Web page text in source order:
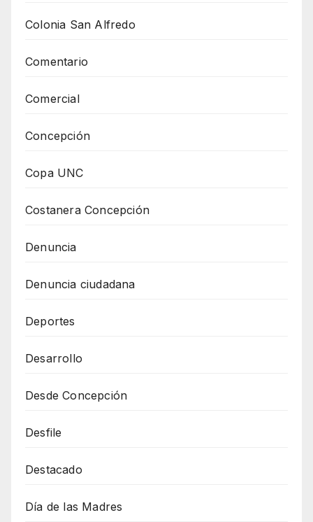
Colonia San Alfredo
Comentario
Comercial
Concepción
Copa UNC
Costanera Concepción
Denuncia
Denuncia ciudadana
Deportes
Desarrollo
Desde Concepción
Desfile
Destacado
Día de las Madres